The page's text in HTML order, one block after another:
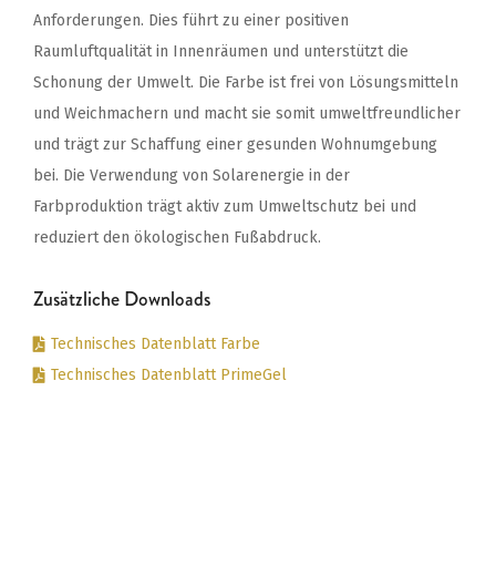
Anforderungen. Dies führt zu einer positiven
Raumluftqualität in Innenräumen und unterstützt die
Schonung der Umwelt. Die Farbe ist frei von Lösungsmitteln
und Weichmachern und macht sie somit umweltfreundlicher
und trägt zur Schaffung einer gesunden Wohnumgebung
bei. Die Verwendung von Solarenergie in der
Farbproduktion trägt aktiv zum Umweltschutz bei und
reduziert den ökologischen Fußabdruck.
Zusätzliche Downloads
Technisches Datenblatt Farbe
Technisches Datenblatt PrimeGel